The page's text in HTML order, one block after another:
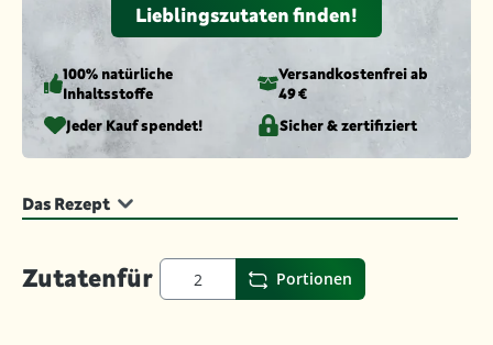
Lieblingszutaten finden!
100% natürliche
Inhaltsstoffe
Versandkosten­frei ab
49 €
Jeder Kauf spendet!
Sicher & zertifiziert
Das Rezept
Zutatenfür Portionen